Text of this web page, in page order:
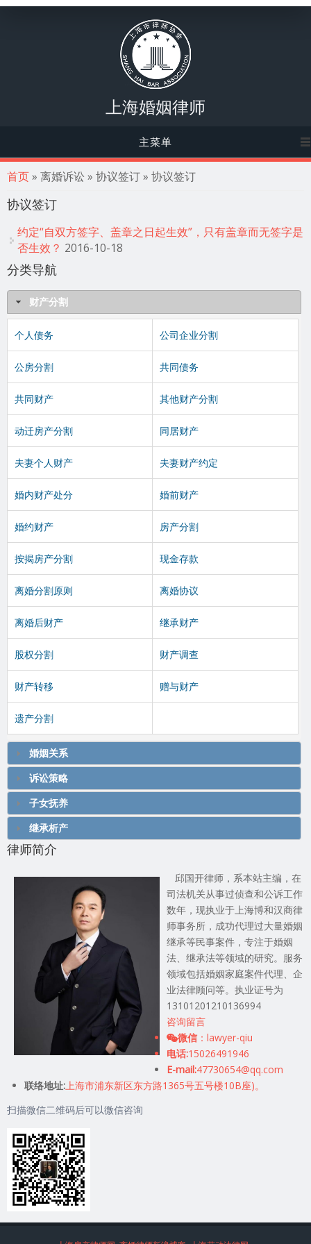
上海婚姻律师
主菜单
你在这里
首页» 离婚诉讼 » 协议签订 » 协议签订
协议签订
约定“自双方签字、盖章之日起生效”，只有盖章而无签字是
否生效？ 2016-10-18
分类导航
财产分割
个人债务 公司企业分割
公房分割 共同债务
共同财产 其他财产分割
动迁房产分割 同居财产
夫妻个人财产 夫妻财产约定
婚内财产处分 婚前财产
婚约财产 房产分割
按揭房产分割 现金存款
离婚分割原则 离婚协议
离婚后财产 继承财产
股权分割 财产调查
财产转移 赠与财产
遗产分割
婚姻关系
诉讼策略
子女抚养
继承析产
律师简介
邱国开律师，系本站主编，在
司法机关从事过侦查和公诉工作
数年，现执业于上海博和汉商律
师事务所，成功代理过大量婚姻
继承等民事案件，专注于婚姻
法、继承法等领域的研究。服务
领域包括婚姻家庭案件代理、企
业法律顾问等。执业证号为
13101201210136994
咨询留言
微信 ：lawyer-qiu
电话:15026491946
E-mail:47730654@qq.com
联络地址:上海市浦东新区东方路1365号五号楼10B座)。
扫描微信二维码后可以微信咨询